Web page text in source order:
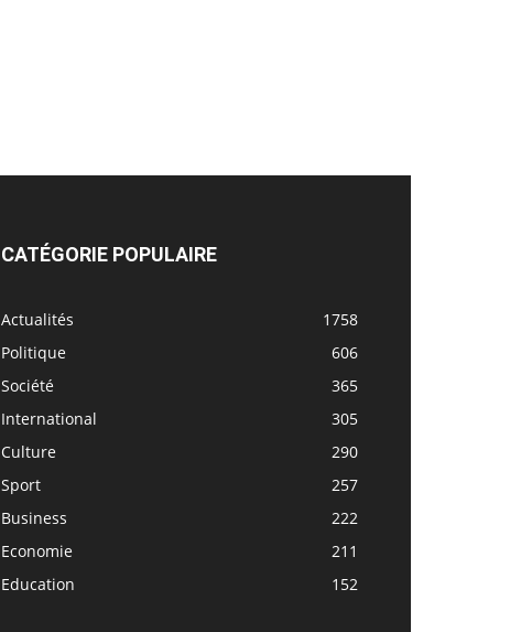
CATÉGORIE POPULAIRE
Actualités
1758
Politique
606
Société
365
International
305
Culture
290
Sport
257
Business
222
Economie
211
Education
152